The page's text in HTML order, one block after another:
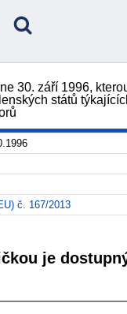
30. září 1996,
států
č. 167/2013
je